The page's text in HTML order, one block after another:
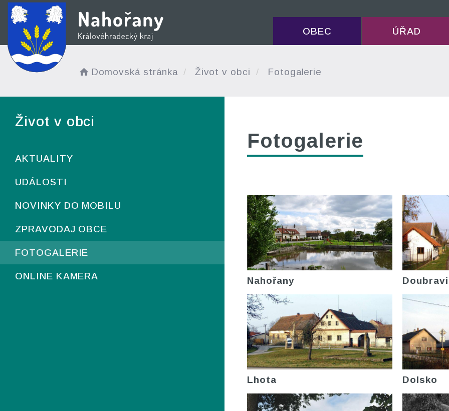
OBEC ÚŘAD
Domovská stránka Život v obci Fotogalerie
Život v obci
AKTUALITY
UDÁLOSTI
NOVINKY DO MOBILU
ZPRAVODAJ OBCE
FOTOGALERIE
ONLINE KAMERA
Fotogalerie
Nahořany
Lhota Dolsko